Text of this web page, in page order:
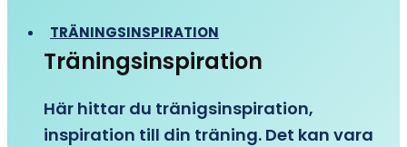
TRÄNINGSINSPIRATION
Träningsinspiration
Här hittar du tränigsinspiration,
inspiration till din träning. Det kan vara